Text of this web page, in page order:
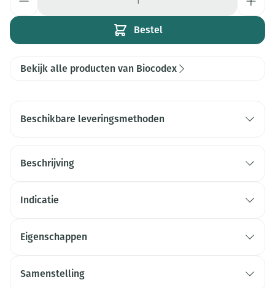
Bestel
Bekijk alle producten van Biocodex
Beschikbare leveringsmethoden
Beschrijving
Indicatie
Eigenschappen
Samenstelling